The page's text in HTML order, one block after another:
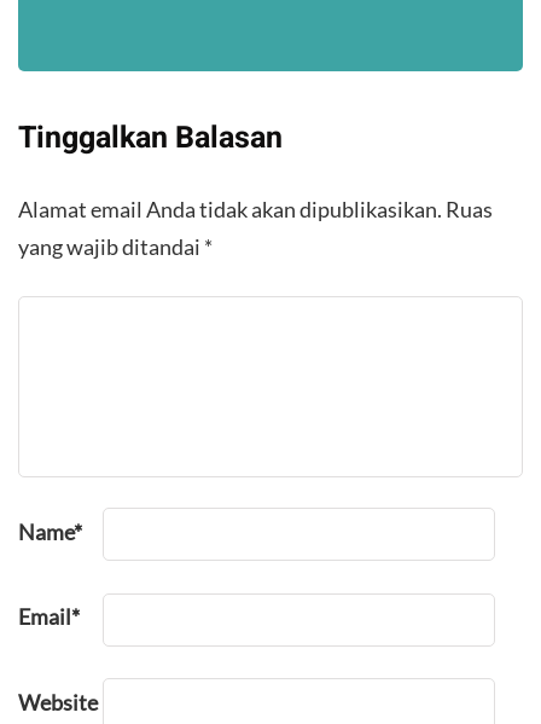
Tinggalkan Balasan
Alamat email Anda tidak akan dipublikasikan. Ruas
yang wajib ditandai *
Name*
Email*
Website